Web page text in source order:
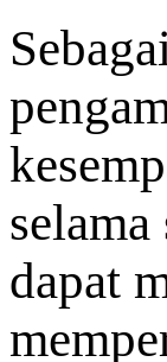
dapat